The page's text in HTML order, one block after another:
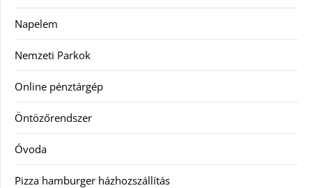
Napelem
Nemzeti Parkok
Online pénztárgép
Öntözőrendszer
Óvoda
Pizza hamburger házhozszállítás